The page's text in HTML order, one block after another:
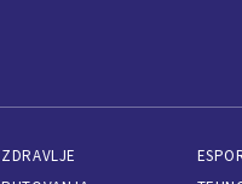
ZDRAVLJE